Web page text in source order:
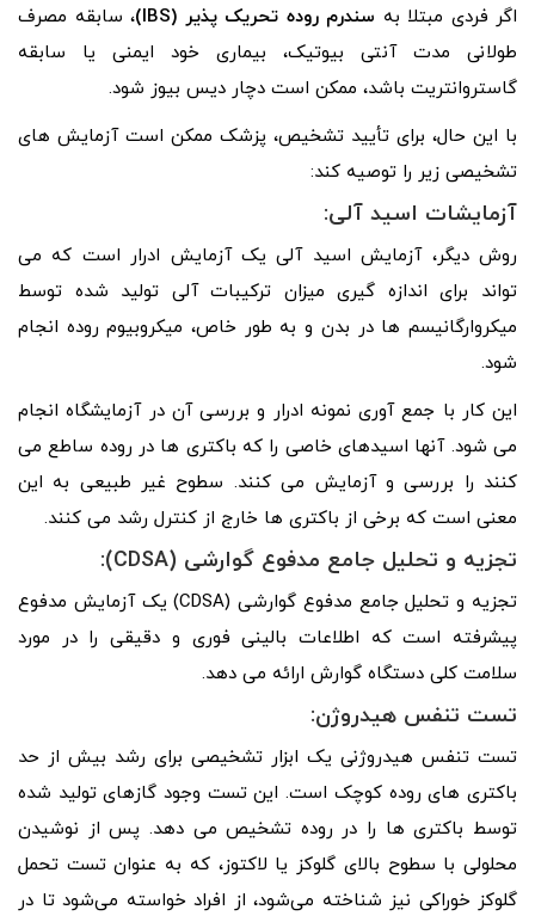
اگر فردی مبتلا به سندرم روده تحریک پذیر (IBS)
، سابقه مصرف
طولانی مدت آنتی بیوتیک، بیماری خود ایمنی یا سابقه
گاستروانتریت باشد، ممکن است دچار دیس بیوز شود.
با این حال، برای تأیید تشخیص، پزشک ممکن است آزمایش‌ های
تشخیصی زیر را توصیه کند:
آزمایشات اسید آلی:
روش دیگر، آزمایش اسید آلی یک آزمایش ادرار است که می
تواند برای اندازه گیری میزان ترکیبات آلی تولید شده توسط
میکروارگانیسم ها در بدن و به طور خاص، میکروبیوم روده انجام
شود.
این کار با جمع آوری نمونه ادرار و بررسی آن در آزمایشگاه انجام
می شود. آنها اسیدهای خاصی را که باکتری ها در روده ساطع می
کنند را بررسی و آزمایش می کنند. سطوح غیر طبیعی به این
معنی است که برخی از باکتری ها خارج از کنترل رشد می کنند.
تجزیه و تحلیل جامع مدفوع گوارشی (CDSA):
تجزیه و تحلیل جامع مدفوع گوارشی (CDSA) یک آزمایش مدفوع
پیشرفته است که اطلاعات بالینی فوری و دقیقی را در مورد
سلامت کلی دستگاه گوارش ارائه می دهد.
تست تنفس هیدروژن:
تست تنفس هیدروژنی یک ابزار تشخیصی برای رشد بیش از حد
باکتری های روده کوچک است. این تست وجود گازهای تولید شده
توسط باکتری ها را در روده تشخیص می دهد. پس از نوشیدن
محلولی با سطوح بالای گلوکز یا لاکتوز، که به عنوان تست تحمل
گلوکز خوراکی نیز شناخته می‌شود، از افراد خواسته می‌شود تا در